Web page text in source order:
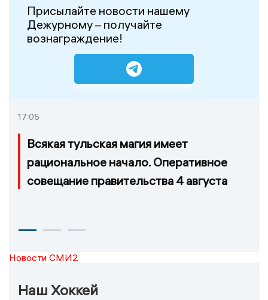
Присылайте новости нашему
Дежурному – получайте
вознаграждение!
17:05
Всякая тульская магия имеет
рациональное начало. Оперативное
совещание правительства 4 августа
Новости СМИ2
Наш Хоккей